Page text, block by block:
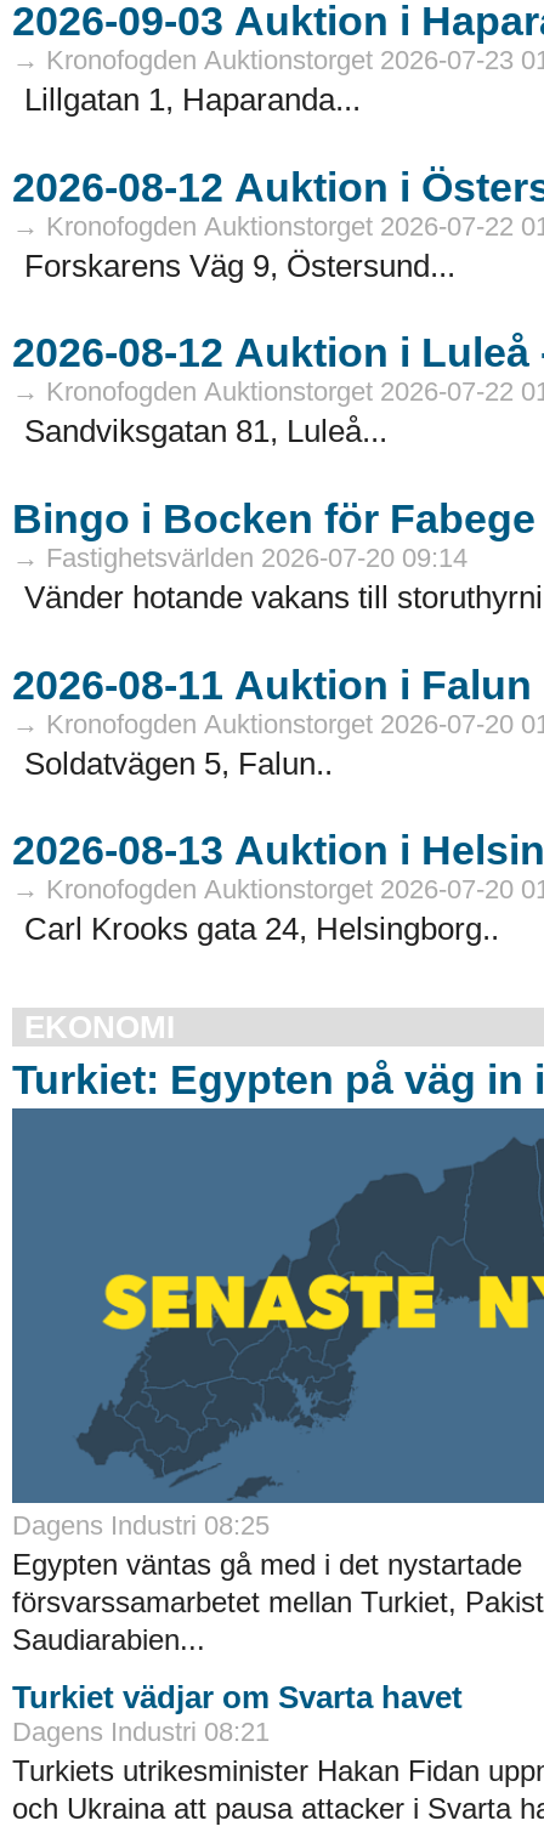
→ Kronofogden Auktionstorget 2026-07-23
Lillgatan 1, Haparanda...
→ Kronofogden Auktionstorget 2026-07-22
Forskarens Väg 9, Östersund...
→ Kronofogden Auktionstorget 2026-07-22
Sandviksgatan 81, Luleå...
Bingo i Bocken för Fabege
→ Fastighetsvärlden 2026-07-20 09:14
Vänder hotande vakans till
→ Kronofogden Auktionstorget 2026-07-20
Soldatvägen 5, Falun..
→ Kronofogden Auktionstorget 2026-07-20
Carl Krooks gata 24, Helsingborg..
EKONOMI
Turkiet: Egypten på väg in
Dagens Industri 08:25
Egypten väntas gå med i det nystartade
försvarssamarbetet mellan Turkiet,
Saudiarabien...
Turkiet vädjar om Svarta havet
Dagens Industri 08:21
Turkiets utrikesminister Hakan Fidan
och Ukraina att pausa attacker i Svarta